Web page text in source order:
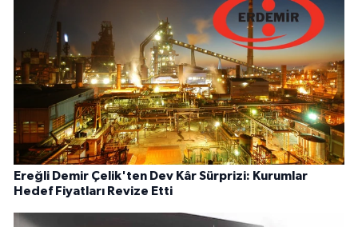
Ereğli Demir Çelik'ten Dev Kâr Sürprizi: Kurumlar
Hedef Fiyatları Revize Etti